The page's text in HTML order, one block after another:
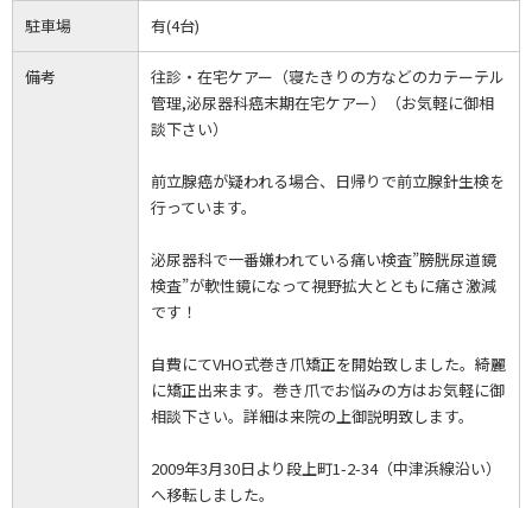
駐車場 有(4台)
備考
往診・在宅ケアー（寝たきりの方などのカテーテル
管理,泌尿器科癌末期在宅ケアー）（お気軽に御相
談下さい）
前立腺癌が疑われる場合、日帰りで前立腺針生検を
行っています。
泌尿器科で一番嫌われている痛い検査”膀胱尿道鏡
検査”が軟性鏡になって視野拡大とともに痛さ激減
です！
自費にてVHO式巻き爪矯正を開始致しました。綺麗
に矯正出来ます。巻き爪でお悩みの方はお気軽に御
相談下さい。詳細は来院の上御説明致します。
2009年3月30日より段上町1-2-34（中津浜線沿い）
へ移転しました。